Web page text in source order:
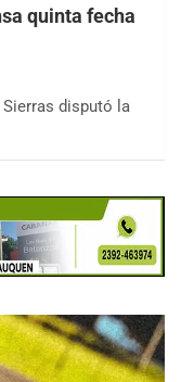
quinta fecha
disputó la